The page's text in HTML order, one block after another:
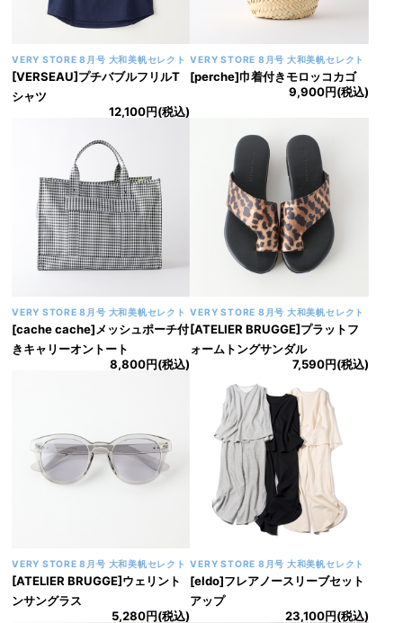
VERY STORE 8月号 大和美帆セレクト
[VERSEAU]プチバブルフリルT
シャツ
12,100円(税込)
VERY STORE 8月号 大和美帆セレクト
[perche]巾着付きモロッコカゴ
9,900円(税込)
VERY STORE 8月号 大和美帆セレクト
[cache cache]メッシュポーチ付
きキャリーオントート
8,800円(税込)
VERY STORE 8月号 大和美帆セレクト
[ATELIER BRUGGE]プラットフ
ォームトングサンダル
7,590円(税込)
VERY STORE 8月号 大和美帆セレクト
[ATELIER BRUGGE]ウェリント
ンサングラス
5,280円(税込)
VERY STORE 8月号 大和美帆セレクト
[eldo]フレアノースリーブセット
アップ
23,100円(税込)